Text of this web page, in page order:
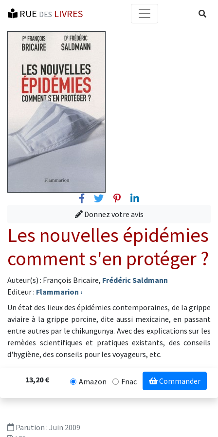
RUE DES LIVRES
FacebookTwitterPinterest
Linkedin
Donnez votre avis
Les nouvelles épidémies
comment s'en protéger ?
Auteur(s) : François Bricaire, Frédéric Saldmann
Editeur : Flammarion ›
Un état des lieux des épidémies contemporaines, de la grippe
aviaire à la grippe porcine, dite aussi mexicaine, en passant
entre autres par le chikungunya. Avec des explications sur les
remèdes scientifiques et pratiques existants, des conseils
d'hygiène, des conseils pour les voyageurs, etc.
13,20 € Amazon Fnac Commander
Parution : Juin 2009